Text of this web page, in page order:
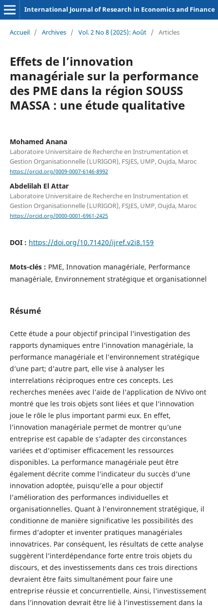
International Journal of Research in Economics and Finance
Accueil / Archives / Vol. 2 No 8 (2025): Août / Articles
Effets de l’innovation
managériale sur la performance
des PME dans la région SOUSS
MASSA : une étude qualitative
Mohamed Anana
Laboratoire Universitaire de Recherche en Instrumentation et
Gestion Organisationnelle (LURIGOR), FSJES, UMP, Oujda, Maroc
https://orcid.org/0009-0007-6146-8992
Abdelilah El Attar
Laboratoire Universitaire de Recherche en Instrumentation et
Gestion Organisationnelle (LURIGOR), FSJES, UMP, Oujda, Maroc
https://orcid.org/0000-0001-6961-2425
DOI : https://doi.org/10.71420/ijref.v2i8.159
Mots-clés : PME, Innovation managériale, Performance
managériale, Environnement stratégique et organisationnel
Résumé
Cette étude a pour objectif principal l’investigation des
rapports dynamiques entre l’innovation managériale, la
performance managériale et l’environnement stratégique
d’une part; d’autre part, elle vise à analyser les
interrelations réciproques entre ces concepts. Les
recherches menées avec l’aide de l’application de NVivo ont
montré que les trois objets sont liées et que l’innovation
joue le rôle le plus important parmi eux. En effet,
l’innovation managériale permet de montrer qu’une
entreprise est capable de s’adapter des circonstances
variées et d’optimiser efficacement les ressources
disponibles. La performance managériale peut être
également décrite comme l’indicateur du succès d’une
innovation adoptée, puisqu’elle a pour objectif
l’amélioration des performances individuelles et
organisationnelles. Quant à l’environnement stratégique, il
conditionne de manière significative les possibilités des
firmes d’adopter et inventer pratiques managériales
innovatrices. Par conséquent, les résultats de cette analyse
suggèrent l’interdépendance forte entre trois objets du
discours, et des investissements dans ces trois directions
devraient être faits simultanément pour faire une
entreprise réussie et concurrentielle. Ainsi, l’investissement
dans l’innovation devrait être lié à l’investissement dans la